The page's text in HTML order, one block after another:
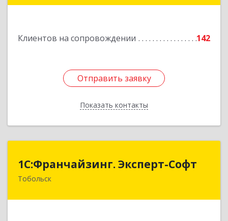
Клиентов на сопровождении 142
Отправить заявку
Показать контакты
Отправить заявку
Назад
1С:Франчайзинг. Эксперт-Софт
Тобольск
1С:Франчайзинг. Эксперт-Софт
626150, Тюменская обл, Тобольск г, 7-й мкр,